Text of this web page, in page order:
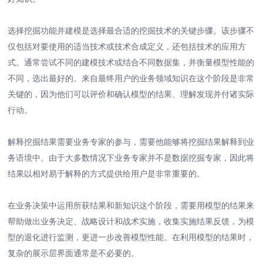
选择挖掘功能并建模是选择最合适的挖掘技术的关键步骤。该步骤不
仅包括对要使用的适当技术或技术合成定义，还包括技术的应用方
式。通常尝试不同的建模技术或结合不同数据集，并衡量模型性能的
不同，选出最好的。来自最终用户的业务领域知识在这个阶段是非常
关键的，因为他们可以评价和确认模型的结果、理解发现并付诸实际
行动。
解释挖掘结果需要业务专家的参与，需要他能够将挖掘结果解释到业
务语境中。由于大多数情况下业务专家并不是数据挖掘专家，因此将
结果以相对易于解释的方式提供给用户是非常重要的。
在业务决策中运用所获结果和新知识这个阶段，需要用模型的结果来
帮助做出业务决定、战略设计和战术实施，收集实施结果反馈，为模
型的退化进行监测，更进一步改善模型性能。在利用模型的结果时，
复杂的展示层界面通常是不必要的。